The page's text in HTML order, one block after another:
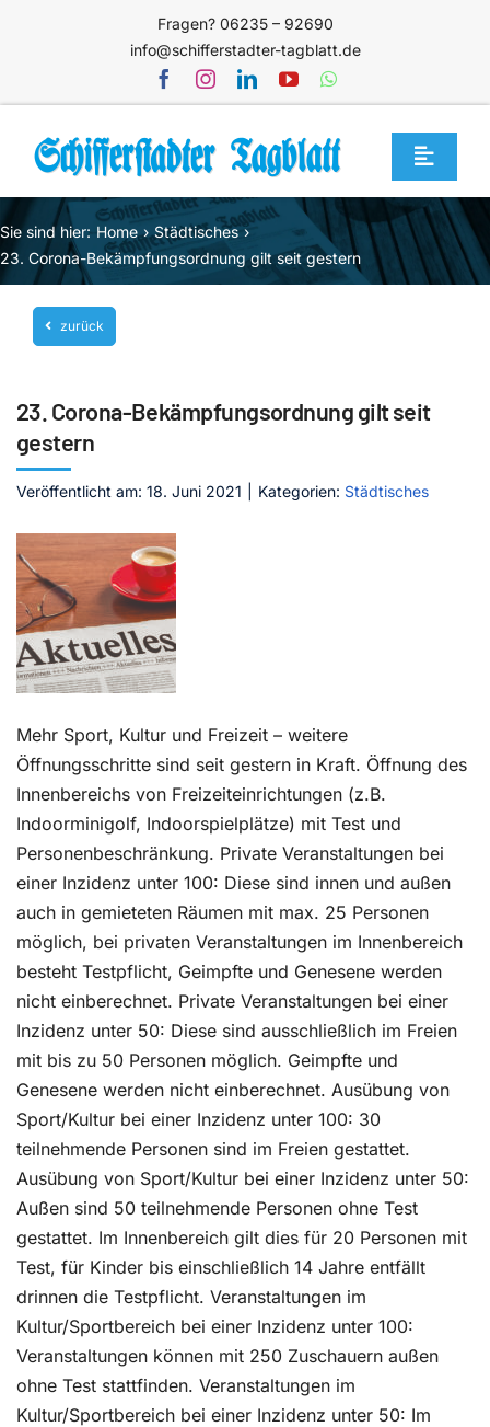
Fragen? 06235 – 92690
info@schifferstadter-tagblatt.de
Toggle
Home
Themen
Blog
Unternehmen
Mediathek
Jetzt abonnieren
Sie sind hier: Home
Städtisches
23. Corona-Bekämpfungsordnung gilt seit gestern
zurück
23. Corona-Bekämpfungsordnung gilt seit
gestern
Veröffentlicht am: 18. Juni 2021 Kategorien: Städtisches
Mehr Sport, Kultur und Freizeit – weitere
Öffnungsschritte sind seit gestern in Kraft. Öffnung des
Innenbereichs von Freizeiteinrichtungen (z.B.
Indoorminigolf, Indoorspielplätze) mit Test und
Personenbeschränkung. Private Veranstaltungen bei
einer Inzidenz unter 100: Diese sind innen und außen
auch in gemieteten Räumen mit max. 25 Personen
möglich, bei privaten Veranstaltungen im Innenbereich
besteht Testpflicht, Geimpfte und Genesene werden
nicht einberechnet. Private Veranstaltungen bei einer
Inzidenz unter 50: Diese sind ausschließlich im Freien
mit bis zu 50 Personen möglich. Geimpfte und
Genesene werden nicht einberechnet. Ausübung von
Sport/Kultur bei einer Inzidenz unter 100: 30
teilnehmende Personen sind im Freien gestattet.
Ausübung von Sport/Kultur bei einer Inzidenz unter 50:
Außen sind 50 teilnehmende Personen ohne Test
gestattet. Im Innenbereich gilt dies für 20 Personen mit
Test, für Kinder bis einschließlich 14 Jahre entfällt
drinnen die Testpflicht. Veranstaltungen im
Kultur/Sportbereich bei einer Inzidenz unter 100:
Veranstaltungen können mit 250 Zuschauern außen
ohne Test stattfinden. Veranstaltungen im
Kultur/Sportbereich bei einer Inzidenz unter 50: Im